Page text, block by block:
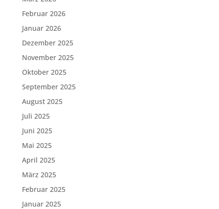
Februar 2026
Januar 2026
Dezember 2025
November 2025
Oktober 2025
September 2025
August 2025
Juli 2025
Juni 2025
Mai 2025
April 2025
März 2025
Februar 2025
Januar 2025